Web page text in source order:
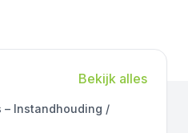
Bekijk alles
Instandhouding /